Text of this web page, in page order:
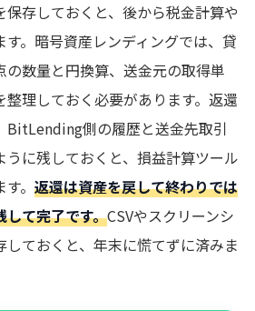
存しておくと、後から税金計算や
。暗号資産レンディングでは、貸
数量と円換算、送金元の取得単
理しておく必要があります。返還
BitLending側の履歴と送金先取引
に残しておくと、損益計算ツール
。 返還は資産を戻して終わりでは
して完了です。CSVやスクリーンシ
しておくと、年末に慌てずに済みま